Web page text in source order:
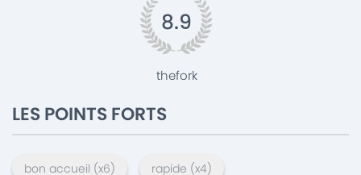
8.9
thefork
LES POINTS FORTS
bon accueil (x6) rapide (x4)